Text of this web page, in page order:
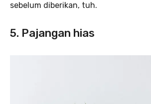
sebelum diberikan, tuh.
5. Pajangan hias